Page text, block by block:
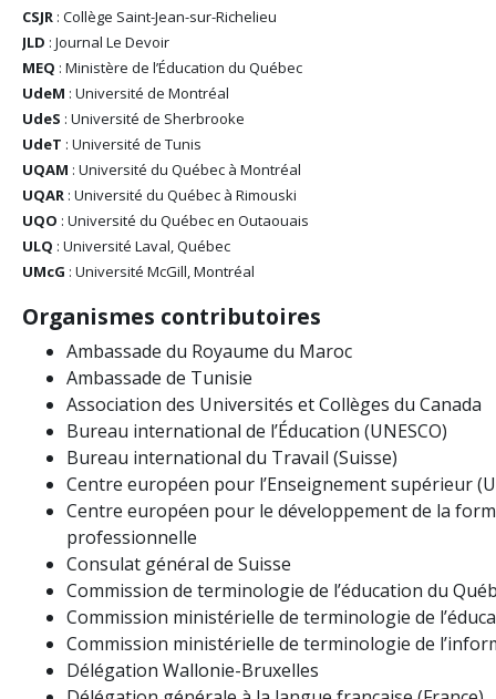
CSJR : Collège Saint-Jean-sur-Richelieu
JLD : Journal Le Devoir
MEQ : Ministère de l’Éducation du Québec
UdeM : Université de Montréal
UdeS : Université de Sherbrooke
UdeT : Université de Tunis
UQAM : Université du Québec à Montréal
UQAR : Université du Québec à Rimouski
UQO : Université du Québec en Outaouais
ULQ : Université Laval, Québec
UMcG : Université McGill, Montréal
Organismes contributoires
Ambassade du Royaume du Maroc
Ambassade de Tunisie
Association des Universités et Collèges du Canada
Bureau international de l’Éducation (UNESCO)
Bureau international du Travail (Suisse)
Centre européen pour l’Enseignement supérieur
Centre européen pour le développement de la
professionnelle
Consulat général de Suisse
Commission de terminologie de l’éducation du
Commission ministérielle de terminologie de
Commission ministérielle de terminologie de
Délégation Wallonie-Bruxelles